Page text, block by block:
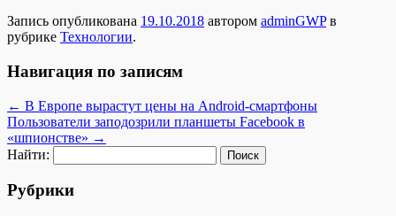
Запись опубликована 19.10.2018 автором adminGWPв
рубрике Технологии.
Навигация по записям
← В Европе вырастут цены на Android-смартфоны
Пользователи заподозрили планшеты Facebook в
«шпионстве» →
Найти:
Рубрики